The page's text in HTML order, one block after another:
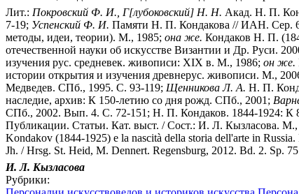
Лит.: Покровский Ф. И., Г[лубоковский] Н. Н. Акад. Н. П.
7-19; Успенский Ф. И. Памяти Н. П. Кондакова // ИАН. Сер.
методы, идеи, теории). М., 1985; она же. Кондаков Н. П.
отечественной науки об искусстве Византии и Др. Руси.
изучения рус. средневек. живописи: ХIХ в. М., 1986; он же.
истории открытия и изучения древнерус. живописи. М.,
Медведев. СПб., 1995. С. 93-119; Щенникова Л. А. Н. П.
наследие, архив: К 150-летию со дня рожд. СПб., 2001;
СПб., 2002. Вып. 4. С. 72-151; Н. П. Кондаков. 1844-1924: К
Публикации. Статьи. Кат. выст. / Сост.: И. Л. Кызласова.
Kondakov (1844-1925) e la nascità della storia dell'arte in Russia.
Jh. / Hrsg. St. Heid, M. Dennert. Regensburg, 2012. Bd. 2. Sp.
И. Л. Кызласова
Рубрики: